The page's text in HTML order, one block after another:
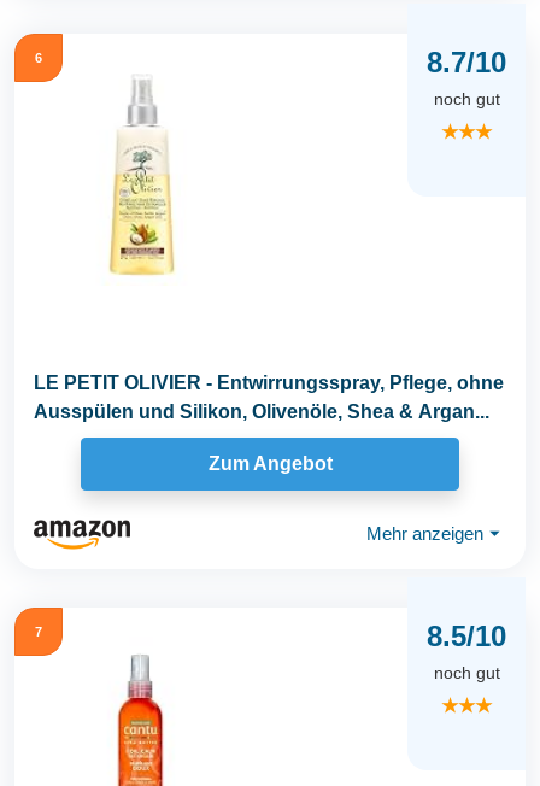
6 8.7/10
noch gut
★★★
LE PETIT OLIVIER - Entwirrungsspray, Pflege, ohne
Ausspülen und Silikon, Olivenöle, Shea & Argan...
Zum Angebot
Mehr anzeigen ⏷
7 8.5/10
noch gut
★★★